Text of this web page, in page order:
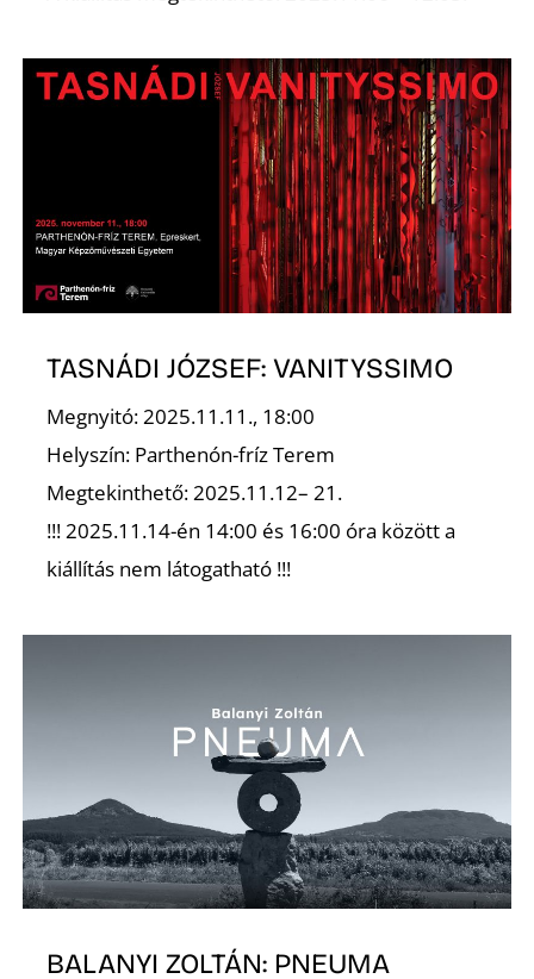
TASNÁDI JÓZSEF: VANITYSSIMO
Megnyitó: 2025.11.11., 18:00
Helyszín: Parthenón-fríz Terem
Megtekinthető: 2025.11.12– 21.
!!! 2025.11.14-én 14:00 és 16:00 óra között a
kiállítás nem látogatható !!!
BALANYI ZOLTÁN: PNEUMA